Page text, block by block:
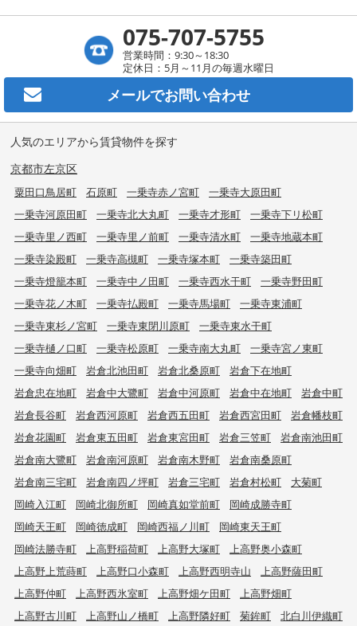
075-707-5755
営業時間：9:30～18:30
定休日：5月～11月の毎週水曜日
メールでお問い合わせ
人気のエリアから賃貸物件を探す
京都市左京区
粟田口鳥居町 石原町 一乗寺赤ノ宮町
一乗寺大原田町
一乗寺河原田町
一乗寺北大丸町 一乗寺才形町
一乗寺下リ松町
一乗寺里ノ西町
一乗寺里ノ前町 一乗寺清水町
一乗寺地蔵本町
一乗寺染殿町
一乗寺高槻町 一乗寺塚本町
一乗寺築田町
一乗寺燈籠本町
一乗寺中ノ田町 一乗寺西水干町
一乗寺野田町
一乗寺花ノ木町
一乗寺払殿町 一乗寺馬場町
一乗寺東浦町
一乗寺東杉ノ宮町
一乗寺東閉川原町
一乗寺東水干町
一乗寺樋ノ口町
一乗寺松原町 一乗寺南大丸町
一乗寺宮ノ東町
一乗寺向畑町
岩倉北池田町 岩倉北桑原町
岩倉下在地町
岩倉忠在地町
岩倉中大鷺町 岩倉中河原町 岩倉中在地町
岩倉中町
岩倉長谷町
岩倉西河原町 岩倉西五田町 岩倉西宮田町
岩倉幡枝町
岩倉花園町
岩倉東五田町 岩倉東宮田町 岩倉三笠町
岩倉南池田町
岩倉南大鷺町
岩倉南河原町 岩倉南木野町
岩倉南桑原町
岩倉南三宅町
岩倉南四ノ坪町 岩倉三宅町 岩倉村松町
大菊町
岡崎入江町
岡崎北御所町 岡崎真如堂前町
岡崎成勝寺町
岡崎天王町
岡崎徳成町 岡崎西福ノ川町
岡崎東天王町
岡崎法勝寺町
上高野稲荷町 上高野大塚町
上高野奥小森町
上高野上荒蒔町
上高野口小森町 上高野西明寺山
上高野薩田町
上高野仲町
上高野西氷室町 上高野畑ケ田町
上高野畑町
上高野古川町
上高野山ノ橋町 上高野隣好町 菊鉾町 北白川伊織町